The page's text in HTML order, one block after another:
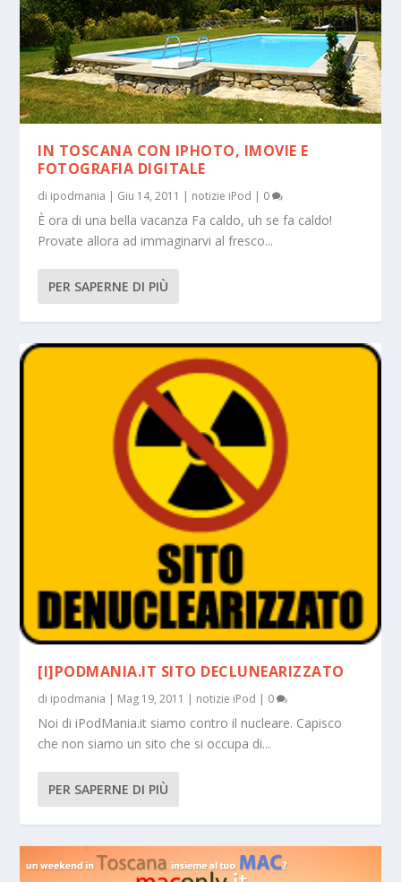
IN TOSCANA CON IPHOTO, IMOVIE E
FOTOGRAFIA DIGITALE
di ipodmania | Giu 14, 2011 | notizie iPod | 0
È ora di una bella vacanza Fa caldo, uh se fa caldo!
Provate allora ad immaginarvi al fresco...
PER SAPERNE DI PIÙ
[I]PODMANIA.IT SITO DECLUNEARIZZATO
di ipodmania Mag 19, 2011 notizie iPod 0
Noi di iPodMania.it siamo contro il nucleare. Capisco
che non siamo un sito che si occupa di...
PER SAPERNE DI PIÙ